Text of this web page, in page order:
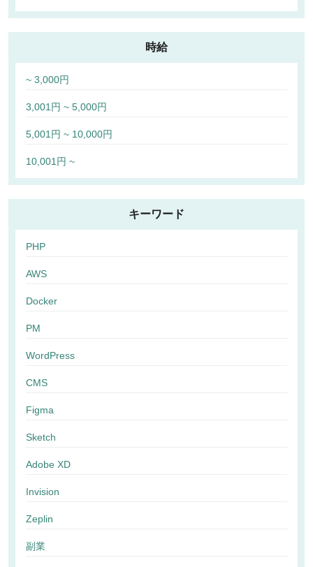
時給
~ 3,000円
3,001円 ~ 5,000円
5,001円 ~ 10,000円
10,001円 ~
キーワード
PHP
AWS
Docker
PM
WordPress
CMS
Figma
Sketch
Adobe XD
Invision
Zeplin
副業